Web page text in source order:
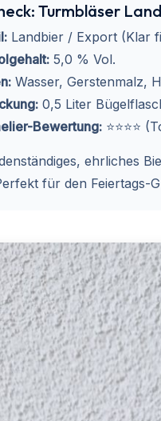
Turmbläser
Landbier / Export (Klar
5,0 % Vol.
Wasser, Gerstenmalz,
0,5 Liter
Bewertung: ⭐⭐⭐⭐
ehrliches
für den Feiertags-